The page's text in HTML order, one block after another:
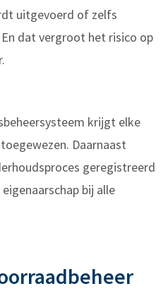
uitgevoerd of zelfs
dat vergroot het risico op
krijgt elke
Daarnaast
geregistreerd
bij alle